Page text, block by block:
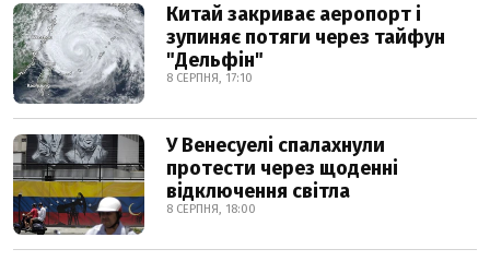
Китай закриває аеропорт і
зупиняє потяги через тайфун
"Дельфін"
8 СЕРПНЯ, 17:10
У Венесуелі спалахнули
протести через щоденні
відключення світла
8 СЕРПНЯ, 18:00